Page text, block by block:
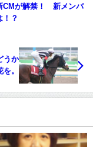
CMが解禁！ 新メンバ
！？
うか
。